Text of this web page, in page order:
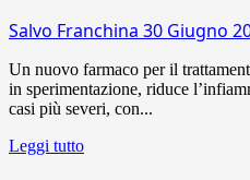
Salvo Franchina 30 Giugno
Un nuovo farmaco per il
in sperimentazione, riduce
casi più severi, con...
Leggi tutto